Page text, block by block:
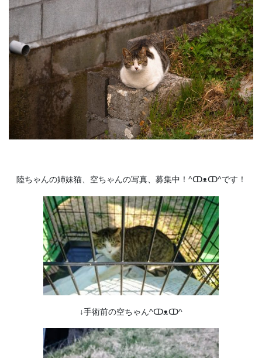
陸ちゃんの姉妹猫、空ちゃんの写真、募集中！^ↀᴥↀ^です！
↓手術前の空ちゃん^ↀᴥↀ^